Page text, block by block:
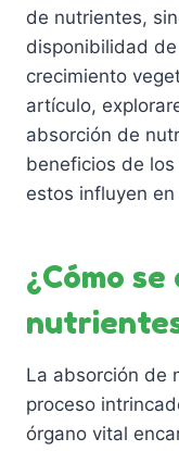
de nutrientes,
disponibilidad
crecimiento
artículo,
absorción de
beneficios de
estos influyen
¿Cómo
La absorción de
proceso
órgano vital